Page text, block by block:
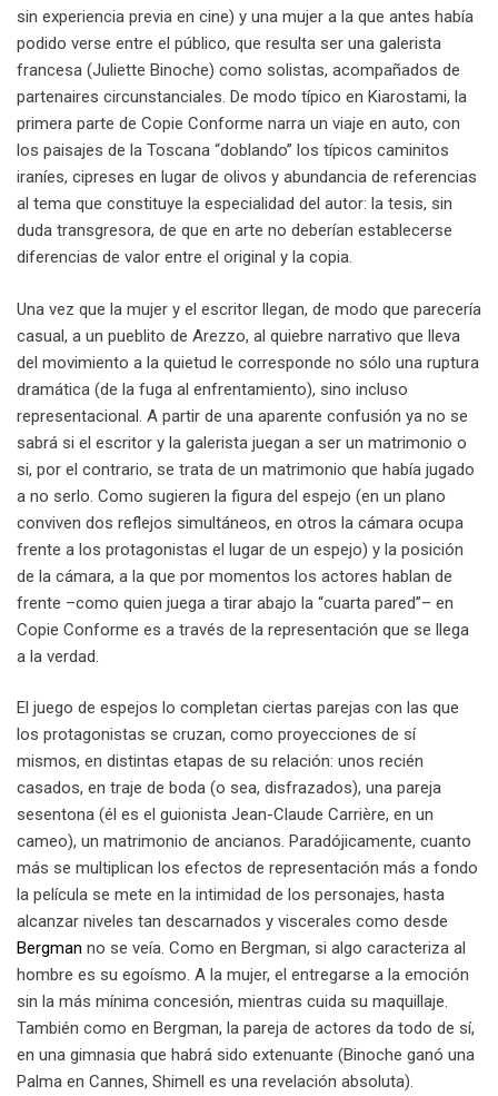
sin experiencia previa en cine) y una mujer a la que antes había
podido verse entre el público, que resulta ser una galerista
francesa (Juliette Binoche) como solistas, acompañados de
partenaires circunstanciales. De modo típico en Kiarostami, la
primera parte de Copie Conforme narra un viaje en auto, con
los paisajes de la Toscana “doblando” los típicos caminitos
iraníes, cipreses en lugar de olivos y abundancia de referencias
al tema que constituye la especialidad del autor: la tesis, sin
duda transgresora, de que en arte no deberían establecerse
diferencias de valor entre el original y la copia.
Una vez que la mujer y el escritor llegan, de modo que parecería
casual, a un pueblito de Arezzo, al quiebre narrativo que lleva
del movimiento a la quietud le corresponde no sólo una ruptura
dramática (de la fuga al enfrentamiento), sino incluso
representacional. A partir de una aparente confusión ya no se
sabrá si el escritor y la galerista juegan a ser un matrimonio o
si, por el contrario, se trata de un matrimonio que había jugado
a no serlo. Como sugieren la figura del espejo (en un plano
conviven dos reflejos simultáneos, en otros la cámara ocupa
frente a los protagonistas el lugar de un espejo) y la posición
de la cámara, a la que por momentos los actores hablan de
frente –como quien juega a tirar abajo la “cuarta pared”– en
Copie Conforme es a través de la representación que se llega
a la verdad.
El juego de espejos lo completan ciertas parejas con las que
los protagonistas se cruzan, como proyecciones de sí
mismos, en distintas etapas de su relación: unos recién
casados, en traje de boda (o sea, disfrazados), una pareja
sesentona (él es el guionista Jean-Claude Carrière, en un
cameo), un matrimonio de ancianos. Paradójicamente, cuanto
más se multiplican los efectos de representación más a fondo
la película se mete en la intimidad de los personajes, hasta
alcanzar niveles tan descarnados y viscerales como desde
Bergman no se veía. Como en Bergman, si algo caracteriza al
hombre es su egoísmo. A la mujer, el entregarse a la emoción
sin la más mínima concesión, mientras cuida su maquillaje.
También como en Bergman, la pareja de actores da todo de sí,
en una gimnasia que habrá sido extenuante (Binoche ganó una
Palma en Cannes, Shimell es una revelación absoluta).